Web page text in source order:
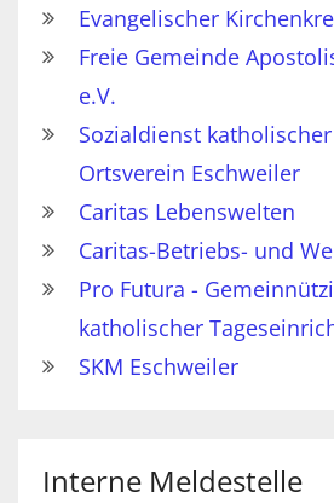
Evangelischer
Freie Gemeinde
e.V.
Sozialdienst
Ortsverein Eschweiler
Caritas Lebenswelten
Caritas-Betriebs- und
Pro Futura -
katholischer
SKM Eschweiler
Interne Meldestelle